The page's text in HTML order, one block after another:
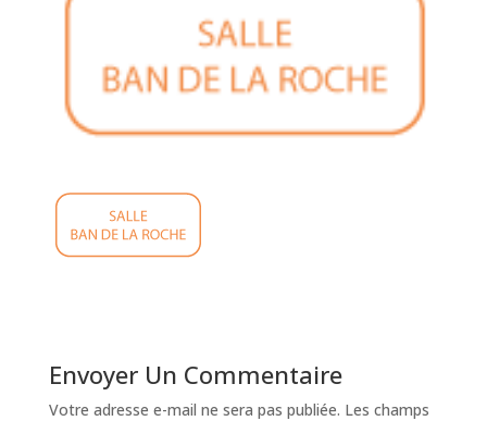
Envoyer Un Commentaire
Votre adresse e-mail ne sera pas publiée. Les champs